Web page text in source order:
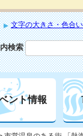
文字の大きさ・色合
検索
ント情報